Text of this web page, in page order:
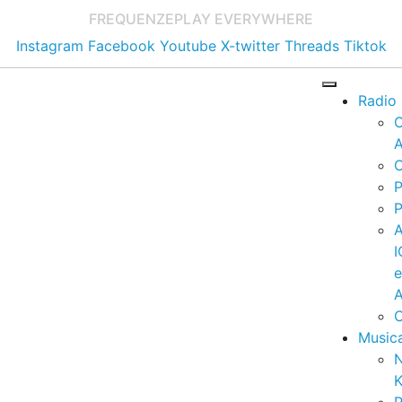
FREQUENZEPLAY EVERYWHERE
Instagram Facebook Youtube X-twitter Threads Tiktok
Radio
e